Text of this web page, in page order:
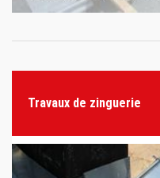
Travaux de zinguerie